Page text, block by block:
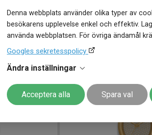
Denna webbplats använder olika typer av
besökarens upplevelse enkel och effektiv.
använda webbplatsen. För övriga ändamål
Googles sekretesspolicy
Ändra inställningar
Acceptera alla Spara val